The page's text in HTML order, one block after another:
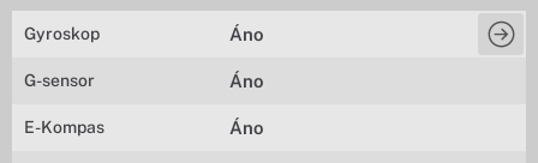
Gyroskop Áno
G-sensor Áno
E-Kompas Áno